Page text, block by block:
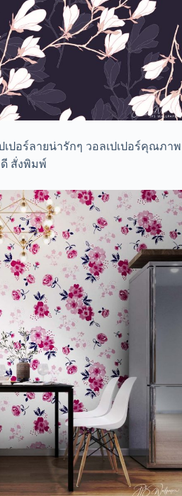
เปอร์ลายน่ารักๆ วอลเปเปอร์คุณภาพ
ดี สั่งพิมพ์